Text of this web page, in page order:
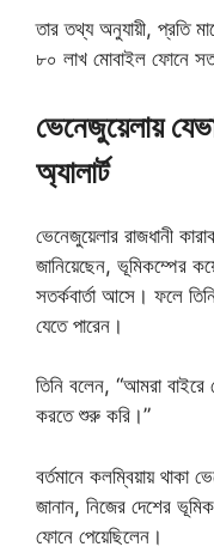
তার তথ্য অনুযায়ী, প্রতি
৮০ লাখ মোবাইল ফোনে
ভেনেজুয়েলায়
অ্যালার্ট
ভেনেজুয়েলার রাজধানী
জানিয়েছেন, ভূমিকম্পের
সতর্কবার্তা আসে। ফলে
যেতে পারেন।
তিনি বলেন, “আমরা
করতে শুরু করি।”
বর্তমানে কলম্বিয়ায় থাকা
জানান, নিজের দেশের
ফোনে পেয়েছিলেন।